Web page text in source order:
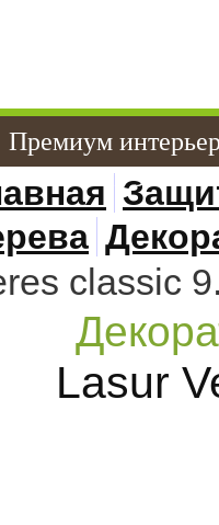
Премиум
Стойкие эмали
classic
Lasur